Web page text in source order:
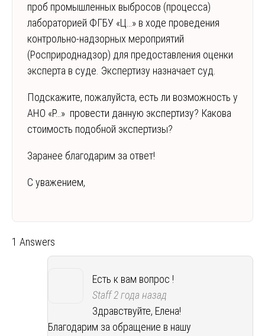
проб промышленных выбросов (процесса)
лабораторией ФГБУ «Ц…» в ходе проведения
контрольно-надзорных мероприятий
(Росприроднадзор) для предоставления оценки
эксперта в суде. Экспертизу назначает суд.
Подскажите, пожалуйста, есть ли возможность у
АНО «Р…» провести данную экспертизу? Какова
стоимость подобной экспертизы?
Заранее благодарим за ответ!
С уважением,
1 Answers
Есть к вам вопрос !
Staff2 года назад
Здравствуйте, Елена!
Благодарим за обращение в нашу